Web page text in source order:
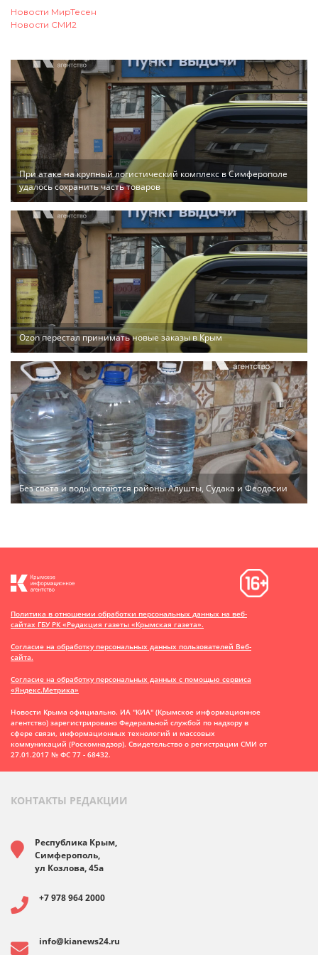
Новости МирТесен
Новости СМИ2
При атаке на крупный логистический комплекс в Симферополе
удалось сохранить часть товаров
Ozon перестал принимать новые заказы в Крым
Без света и воды остаются районы Алушты, Судака и Феодосии
Политика в отношении обработки персональных данных на веб-
сайтах ГБУ РК «Редакция газеты «Крымская газета».
Согласие на обработку персональных данных пользователей Веб-
сайта.
Согласие на обработку персональных данных с помощью сервиса
«Яндекс.Метрика»
Новости Крыма официально. ИА "КИА" (Крымское информационное
агентство) зарегистрировано Федеральной службой по надзору в
сфере связи, информационных технологий и массовых
коммуникаций (Роскомнадзор). Свидетельство о регистрации СМИ от
27.01.2017 № ФС 77 - 68432.
КОНТАКТЫ РЕДАКЦИИ
Республика Крым,
Симферополь,
ул Козлова, 45а
+7 978 964 2000
info@kianews24.ru